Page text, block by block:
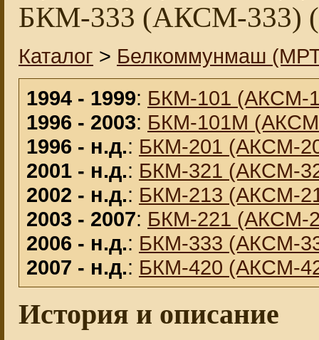
БКМ-333 (АКСМ-333)
Каталог > Белкоммунмаш
1994 - 1999: БКМ-101 (АКСМ-
1996 - 2003: БКМ-101М
1996 - н.д.: БКМ-201 (АКСМ-
2001 - н.д.: БКМ-321 (АКСМ-
2002 - н.д.: БКМ-213 (АКСМ-
2003 - 2007: БКМ-221 (АКСМ-
2006 - н.д.: БКМ-333 (АКСМ-
2007 - н.д.: БКМ-420 (АКСМ-
История и описание